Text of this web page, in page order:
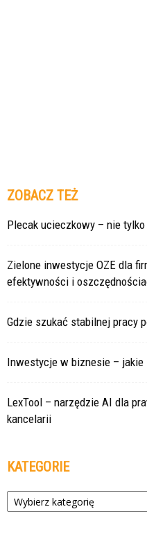
ZOBACZ TEŻ
Plecak ucieczkowy – nie
Zielone inwestycje OZE dla
efektywności i
Gdzie szukać stabilnej pracy
Inwestycje w biznesie – jakie
LexTool – narzędzie AI dla
kancelarii
KATEGORIE
Kategorie